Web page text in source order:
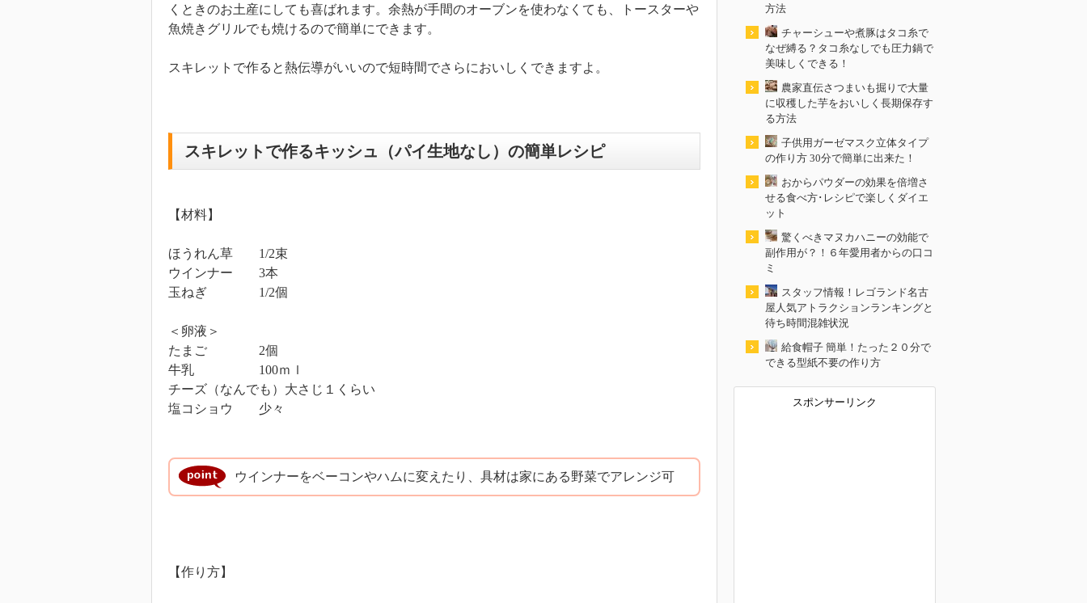
くときのお土産にしても喜ばれます。余熱が手間のオーブンを使わなくても、トースターや
魚焼きグリルでも焼けるので簡単にできます。
スキレットで作ると熱伝導がいいので短時間でさらにおいしくできますよ。
スキレットで作るキッシュ（パイ生地なし）の簡単レシピ
【材料】
ほうれん草 1/2束
ウインナー 3本
玉ねぎ 1/2個
＜卵液＞
たまご 2個
牛乳 100ｍｌ
チーズ（なんでも）大さじ１くらい
塩コショウ 少々
ウインナーをベーコンやハムに変えたり、具材は家にある野菜でアレンジ可
【作り方】
方法
チャーシューや煮豚はタコ糸で
なぜ縛る？タコ糸なしでも圧力鍋で
美味しくできる！
農家直伝さつまいも掘りで大量
に収穫した芋をおいしく長期保存す
る方法
子供用ガーゼマスク立体タイプ
の作り方 30分で簡単に出来た！
おからパウダーの効果を倍増さ
せる食べ方･レシピで楽しくダイエ
ット
驚くべきマヌカハニーの効能で
副作用が？！６年愛用者からの口コ
ミ
スタッフ情報！レゴランド名古
屋人気アトラクションランキングと
待ち時間混雑状況
給食帽子 簡単！たった２０分で
できる型紙不要の作り方
スポンサーリンク